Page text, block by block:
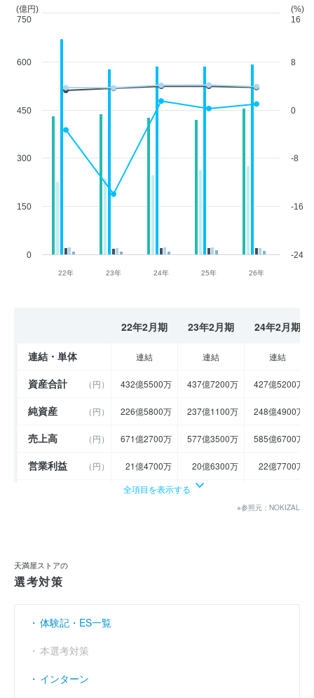
22年 23年 24年 25年 26年
0
150
300
450
600
(億円)
750
-24
-16
-8
0
8
(%)
16
22年2月期 23年2月期 24年2月期
連結・単体 連結 連結 連結
資産合計 （円） 432億5500万 437億7200万 427億5200万
純資産 （円） 226億5800万 237億1100万 248億4900万
売上高 （円） 671億2700万 577億3500万 585億6700万
営業利益 （円） 21億4700万 20億6300万 22億7700万
24億5600万
売上伸び率
営業利益率 （％） 3.2 3.57 3.89
経常利益率 （％）
全項目を表示する
※参照元：NOKIZAL
天満屋ストアの
選考対策
体験記・ES一覧
本選考対策
インターン